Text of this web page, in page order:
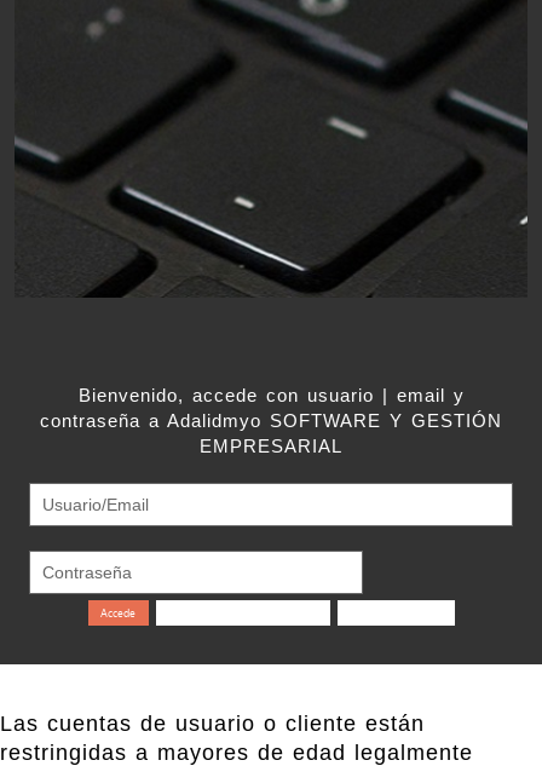
Bienvenido, accede con usuario | email y
contraseña a Adalidmyo SOFTWARE Y GESTIÓN
EMPRESARIAL
Accede
Las cuentas de usuario o cliente están
restringidas a mayores de edad legalmente